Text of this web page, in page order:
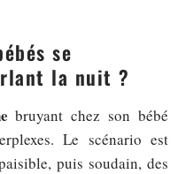
se
la nuit ?
bruyant chez son bébé
Le scénario est
puis soudain, des